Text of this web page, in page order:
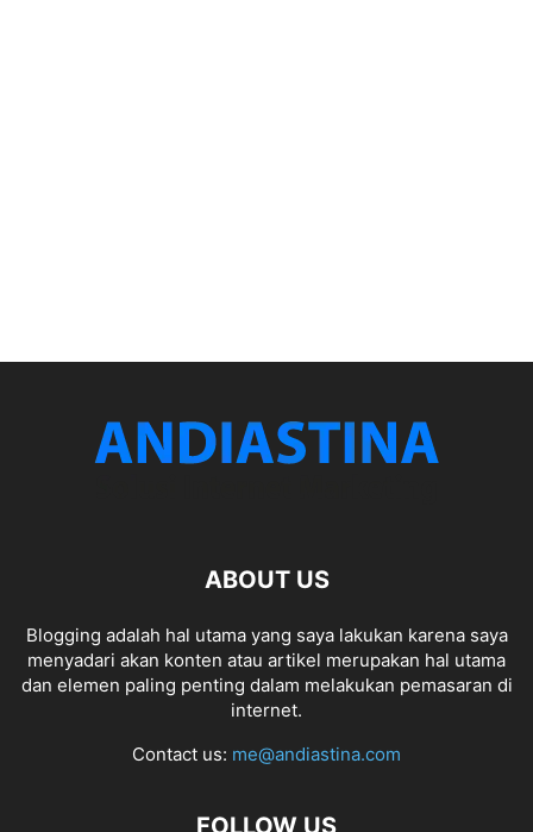
ABOUT US
Blogging adalah hal utama yang saya lakukan karena saya
menyadari akan konten atau artikel merupakan hal utama
dan elemen paling penting dalam melakukan pemasaran di
internet.
Contact us: me@andiastina.com
FOLLOW US